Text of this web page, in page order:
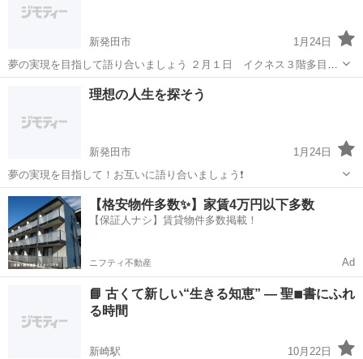
国統一の心理カウンセラー資格が生...
新発田市
1月24日
夢の実現を目指して語り合いましょう ２月１日 イクネス３階多目的
室6 14:00〜16:00 19:00〜21:00 参加料無し 覗きに来てください
新発田市 生活知識
理想の人生を探そう
新発田市
1月24日
夢の実現を目指して！お互いに語り合いましょう❗️
新潟 新発田市 生活知識
【格安物件多数✨】家賃4万円以下多数
【保証人ナシ】賃貸物件多数掲載！
ニフティ不動産 Ad
📘 古くて新しい“生きる知恵” ― 聖◾︎書にふれ
る時間
新崎駅
10月22日